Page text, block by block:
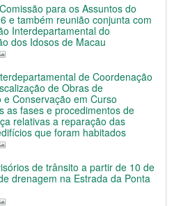
para os Assuntos do
e também reunião conjunta com
Interdepartamental do
dos Idosos de Macau
de Coordenação
de Obras de
Conservação em Curso
as fases e procedimentos de
relativas a reparação das
que foram habitados
de trânsito a partir de 10 de
drenagem na Estrada da Ponta